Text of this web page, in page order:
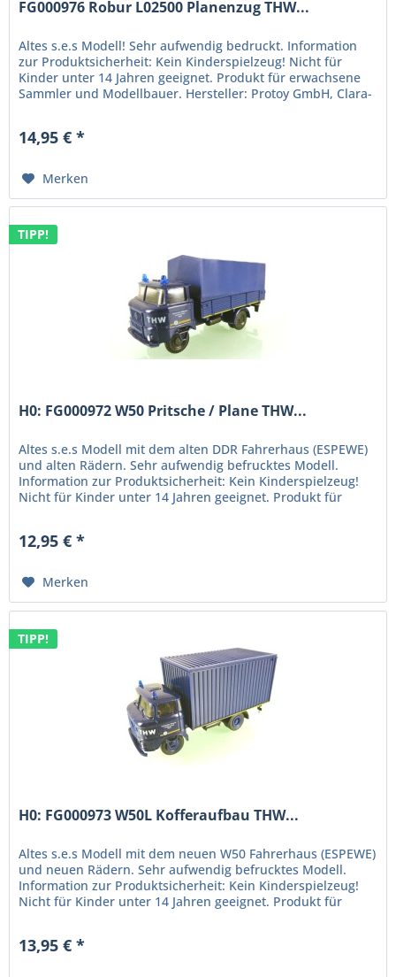
FG000976 Robur L02500 Planenzug THW...
Altes s.e.s Modell! Sehr aufwendig bedruckt. Information
zur Produktsicherheit: Kein Kinderspielzeug! Nicht für
Kinder unter 14 Jahren geeignet. Produkt für erwachsene
Sammler und Modellbauer. Hersteller: Protoy GmbH, Clara-
14,95 € *
Merken
TIPP!
H0: FG000972 W50 Pritsche / Plane THW...
Altes s.e.s Modell mit dem alten DDR Fahrerhaus (ESPEWE)
und alten Rädern. Sehr aufwendig befrucktes Modell.
Information zur Produktsicherheit: Kein Kinderspielzeug!
Nicht für Kinder unter 14 Jahren geeignet. Produkt für
12,95 € *
Merken
TIPP!
H0: FG000973 W50L Kofferaufbau THW...
Altes s.e.s Modell mit dem neuen W50 Fahrerhaus (ESPEWE)
und neuen Rädern. Sehr aufwendig befrucktes Modell.
Information zur Produktsicherheit: Kein Kinderspielzeug!
Nicht für Kinder unter 14 Jahren geeignet. Produkt für
13,95 € *